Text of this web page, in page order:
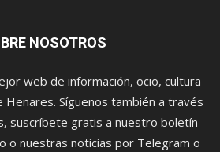
NOSOTROS
web de información, ocio, cultura
Henares. Síguenos también a través
suscríbete gratis a nuestro boletín
o nuestras noticias por Telegram o